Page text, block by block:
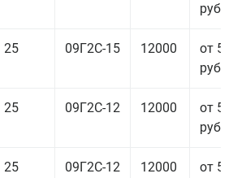
руб.
25 09Г2С-15 12000
от
руб.
25 09Г2С-12 12000
от
руб.
25 09Г2С-12 12000
от